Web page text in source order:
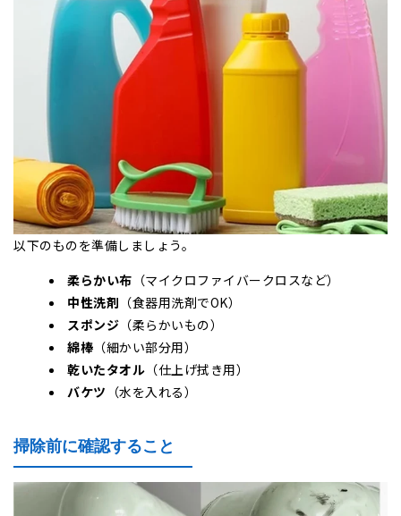
以下のものを準備しましょう。
柔らかい布 （マイクロファイバークロスなど）
中性洗剤 （食器用洗剤でOK）
スポンジ （柔らかいもの）
綿棒 （細かい部分用）
乾いたタオル （仕上げ拭き用）
バケツ （水を入れる）
掃除前に確認すること